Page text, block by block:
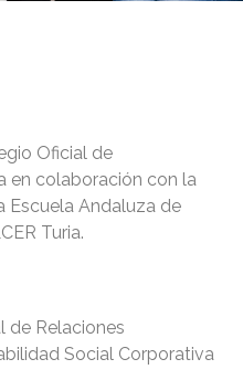
Oficial de
en colaboración con la
Escuela Andaluza de
Turia.
de Relaciones
Social Corporativa